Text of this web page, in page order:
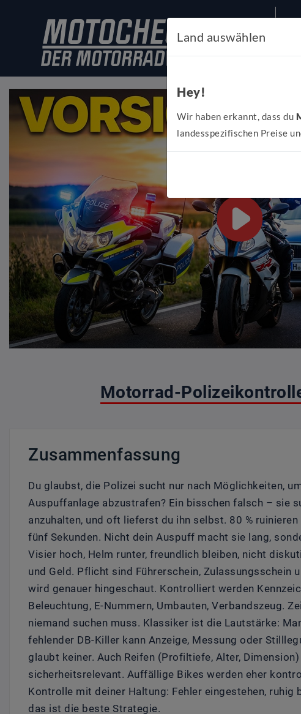
Motorrad-
Zusammenfassung
Du glaubst, die Polizei sucht nur nach Möglichkeiten,
Auspuffanlage abzustrafen? Ein bisschen falsch – sie
anzuhalten, und oft lieferst du ihn selbst. 80 %
fünf Sekunden. Nicht dein Auspuff macht sie lang,
Visier hoch, Helm runter, freundlich bleiben, nicht
und Geld. Pflicht sind Führerschein, Zulassungsschein
wird genauer hingeschaut. Kontrolliert werden
Beleuchtung, E-Nummern, Umbauten, Verbandszeug.
niemand suchen muss. Klassiker ist die Lautstärke:
fehlender DB-Killer kann Anzeige, Messung oder
glaubt keiner. Auch Reifen (Profiltiefe, Alter,
sicherheitsrelevant. Auffällige Bikes werden eher
Kontrolle mit deiner Haltung: Fehler eingestehen,
das ist die beste Strategie.
Land auswählen
Hey!
Wir haben erkannt, dass du
landesspezifischen Preise